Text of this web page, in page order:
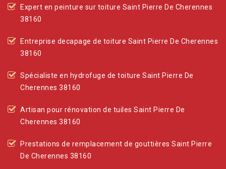
Expert en peinture sur toiture Saint Pierre De Cherennes
38160
Entreprise decapage de toiture Saint Pierre De Cherennes
38160
Spécialiste en hydrofuge de toiture Saint Pierre De
Cherennes 38160
Artisan pour rénovation de tuiles Saint Pierre De
Cherennes 38160
Prestations de remplacement de gouttières Saint Pierre
De Cherennes 38160